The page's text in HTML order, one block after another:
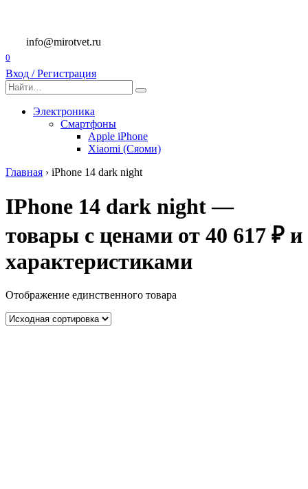
содержанию
info@mirotvet.ru
0
Вход / Регистрация
Search
for:
Электроника
Смартфоны
Apple iPhone
Xiaomi (Сяоми)
Главная › iPhone 14 dark night
IPhone 14 dark night —
товары с ценами от 40 617 ₽ и
характеристиками
Отображение единственного товара